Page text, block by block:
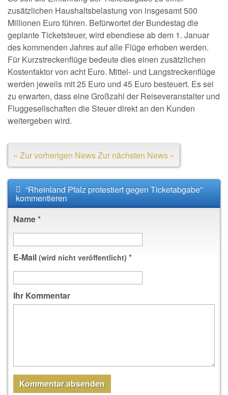
zusätzlichen Haushaltsbelastung von insgesamt 500
Millionen Euro führen. Befürwortet der Bundestag die
geplante Ticketsteuer, wird ebendiese ab dem 1. Januar
des kommenden Jahres auf alle Flüge erhoben werden.
Für Kurzstreckenflüge bedeute dies einen zusätzlichen
Kostenfaktor von acht Euro. Mittel- und Langstreckenflüge
werden jeweils mit 25 Euro und 45 Euro besteuert. Es sei
zu erwarten, dass eine Großzahl der Reiseveranstalter und
Fluggesellschaften die Steuer direkt an den Kunden
weitergeben wird.
« Zur vorherigen NewsZur nächsten News »
“Rheinland Pfalz protestiert gegen Ticketabgabe”
kommentieren
Name*
E-Mail (wird nicht veröffentlicht) *
Ihr Kommentar